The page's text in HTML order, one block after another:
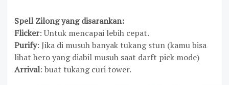
Spell Zilong yang disarankan:
Flicker: Untuk mencapai lebih cepat.
Purify: Jika di musuh banyak tukang stun (kamu bisa
lihat hero yang diabil musuh saat darft pick mode)
Arrival: buat tukang curi tower.